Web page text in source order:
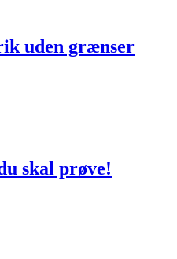
uden grænser
skal prøve!